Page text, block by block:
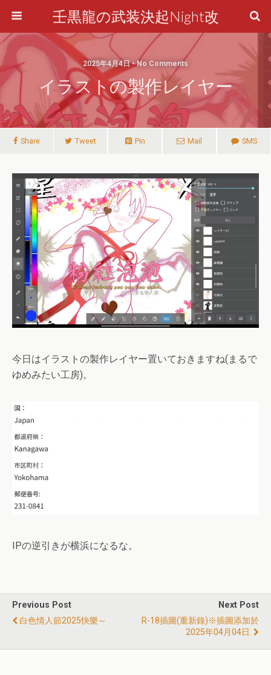
壬黒龍の武装決起Night改
2025年4月4日 • No Comments
イラストの製作レイヤー
Share Tweet Pin Mail SMS
今日はイラストの製作レイヤー置いておきますね(まるで
ゆめみたい工房)。
IPの逆引きが横浜になるな。
Previous Post
白色情人節2025快樂～
Next Post
R-18插圖(重新錄)※插圖添加於
2025年04月04日.